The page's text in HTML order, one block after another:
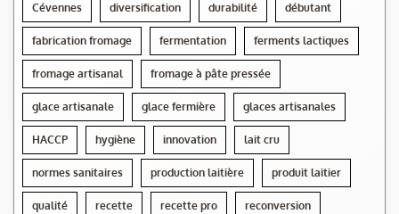
Cévennes diversification durabilité débutant
fabrication fromage fermentation ferments lactiques
fromage artisanal fromage à pâte pressée
glace artisanale glace fermière glaces artisanales
HACCP hygiène innovation lait cru
normes sanitaires production laitière produit laitier
qualité recette recette pro reconversion